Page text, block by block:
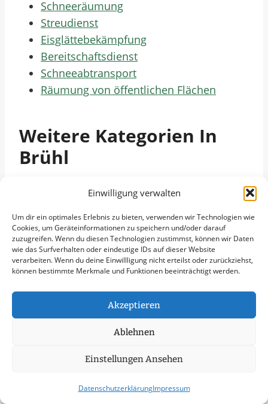
Einwilligung verwalten
Um dir ein optimales Erlebnis zu bieten, verwenden wir Technologien wie
Cookies, um Geräteinformationen zu speichern und/oder darauf
zuzugreifen. Wenn du diesen Technologien zustimmst, können wir Daten
wie das Surfverhalten oder eindeutige IDs auf dieser Website
verarbeiten. Wenn du deine Einwillligung nicht erteilst oder zurückziehst,
können bestimmte Merkmale und Funktionen beeinträchtigt werden.
Akzeptieren
Ablehnen
Einstellungen Ansehen
DatenschutzerklärungImpressum
Schneeräumung
Streudienst
Eisglättebekämpfung
Bereitschaftsdienst
Schneeabtransport
Räumung von öffentlichen Flächen
Weitere Kategorien In
Brühl
Grünpflege in Brühl
Gartenbau in Brühl
Objektpflege in Brühl
Graupflege in Brühl
Dachreinigung in Brühl
Städte Im Umkreis Von
50 Km
Notfallservice in Köln
Notfallservice in Düsseldorf
Notfallservice in Bonn
Notfallservice in Solingen